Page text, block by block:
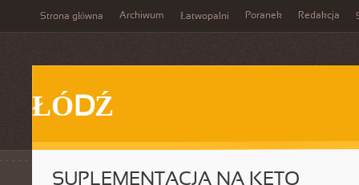
Strona główna Archiwum Łatwopalni Poranek Redakcja
ŁÓDŹ
SUPLEMENTACJA NA KETO